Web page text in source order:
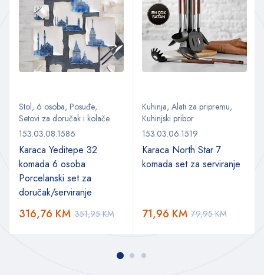
Stol, 6 osoba, Posuđe,
Setovi za doručak i kolače
153.03.08.1586
Karaca Yeditepe 32
komada 6 osoba
Porcelanski set za
doručak/serviranje
351,95KM
316,76 KM
Kuhinja, Alati za pripremu,
Kuhinjski pribor
153.03.06.1519
Karaca North Star 7
komada set za serviranje
79,95KM
71,96 KM